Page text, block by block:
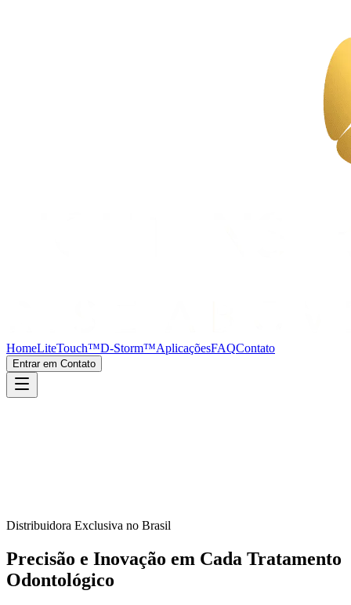
HomeLiteTouch™D-Storm™AplicaçõesFAQContato
Entrar em Contato
Distribuidora Exclusiva no Brasil
Precisão e Inovação em Cada Tratamento
Odontológico